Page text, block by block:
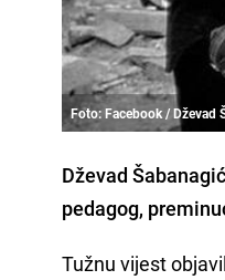
Foto: Facebook / Dževad
Dževad
pedagog,
Tužnu vijest